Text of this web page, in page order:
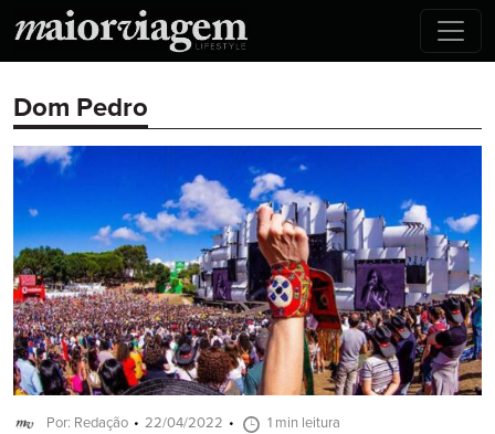
Dom Pedro
Por: Redação 22/04/2022 1 min leitura